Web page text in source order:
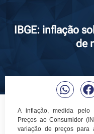
IBGE: inflação
de
A inflação, medida pelo
Preços ao Consumidor
variação de preços